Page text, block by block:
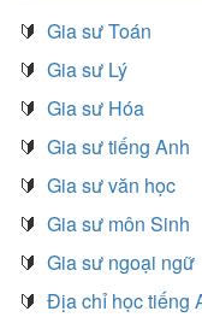
🔰 Gia sư Toán
🔰 Gia sư Lý
🔰 Gia sư Hóa
🔰 Gia sư tiếng Anh
🔰 Gia sư văn học
🔰 Gia sư môn Sinh
🔰 Gia sư ngoại ngữ
🔰 Địa chỉ học tiếng